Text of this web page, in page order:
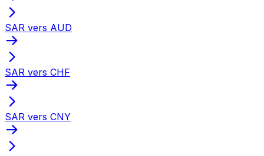
SAR vers AUD
SAR vers CHF
SAR vers CNY